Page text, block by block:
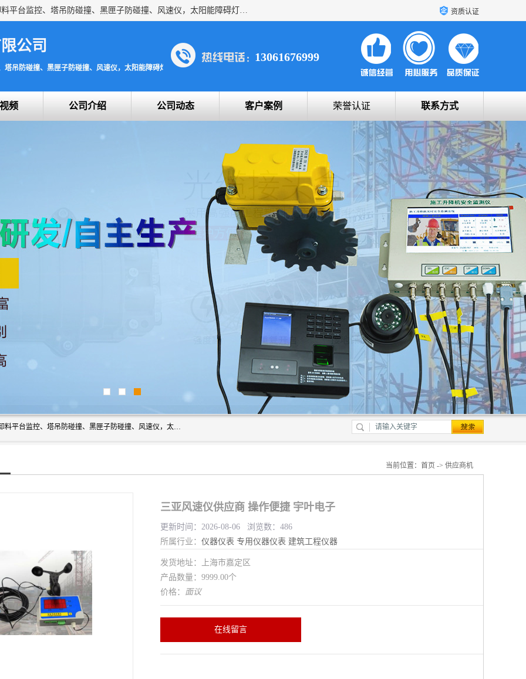
上海宇叶电子科技有限公司是吊钩视频监控、升降机监控、卸料平台监控、塔吊防碰撞、黑匣子防碰撞、风速仪，太阳能障碍灯安全提示灯等一系列升降机的常用配件产品专业研发生产加工的公司，拥有完整、科学的质量管理体系。 资质认证
公司
吊防碰撞、黑匣子防碰撞、风速仪，太阳能障碍灯安全提示灯
13061676999
频 公司介绍 公司动态 客户案例 荣誉认证 联系方式
上海宇叶电子科技有限公司是吊钩视频监控、升降机监控、卸料平台监控、塔吊防碰撞、黑匣子防碰撞、风速仪，太阳能障碍灯安全提示灯等一系列升降机的常用配件产品专业研发生产加工的公司，拥有完整、科学的质量管理体系。
当前位置： 首页 -> 供应商机
三亚风速仪供应商 操作便捷 宇叶电子
更新时间：2026-08-06 浏览数：486
所属行业： 仪器仪表 专用仪器仪表 建筑工程仪器
发货地址：上海市嘉定区
产品数量：9999.00个
价格： 面议
在线留言